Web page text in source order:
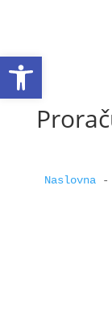
Naslovna -
Open toolbar